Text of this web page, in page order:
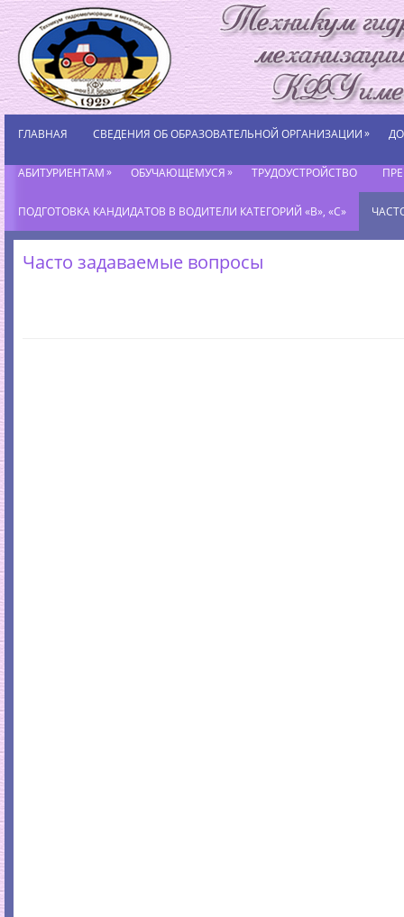
ГЛАВНАЯ СВЕДЕНИЯ ОБ ОБРАЗОВАТЕЛЬНОЙ ОРГАНИЗАЦИИ»
АБИТУРИЕНТАМ» ОБУЧАЮЩЕМУСЯ» ТРУДОУСТРОЙСТВО
ПОДГОТОВКА КАНДИДАТОВ В ВОДИТЕЛИ КАТЕГОРИЙ «В», «С»
Часто задаваемые вопросы